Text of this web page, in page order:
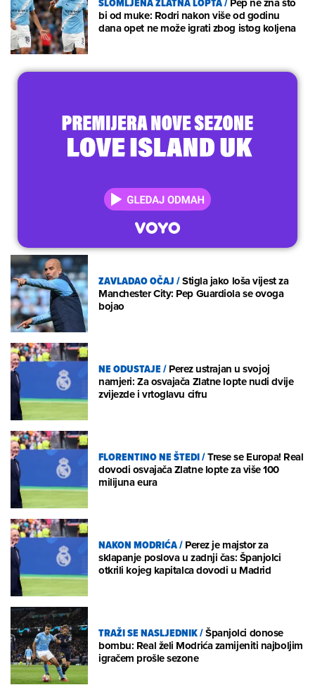
bi od muke: Rodri nakon više od godinu
dana opet ne može igrati zbog istog koljena
ZAVLADAO OČAJ/Stigla jako loša vijest za
Manchester City: Pep Guardiola se ovoga
bojao
NE ODUSTAJE/Perez ustrajan u svojoj
namjeri: Za osvajača Zlatne lopte nudi dvije
zvijezde i vrtoglavu cifru
FLORENTINO NE ŠTEDI/Trese se Europa! Real
dovodi osvajača Zlatne lopte za više 100
milijuna eura
NAKON MODRIĆA/Perez je majstor za
sklapanje poslova u zadnji čas: Španjolci
otkrili kojeg kapitalca dovodi u Madrid
TRAŽI SE NASLJEDNIK/Španjolci donose
bombu: Real želi Modrića zamijeniti najboljim
igračem prošle sezone